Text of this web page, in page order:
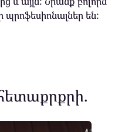
պրոֆեսիոնալներ են: